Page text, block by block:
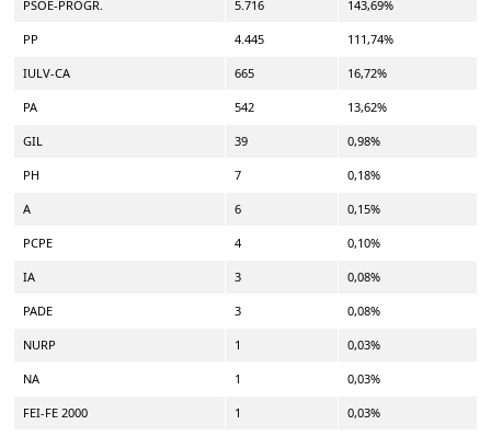
PSOE-PROGR. 5.716 143,69%
PP 4.445 111,74%
IULV-CA 665 16,72%
PA 542 13,62%
GIL 39 0,98%
PH 7 0,18%
A 6 0,15%
PCPE 4 0,10%
IA 3 0,08%
PADE 3 0,08%
NURP 1 0,03%
NA 1 0,03%
FEI-FE 2000 1 0,03%